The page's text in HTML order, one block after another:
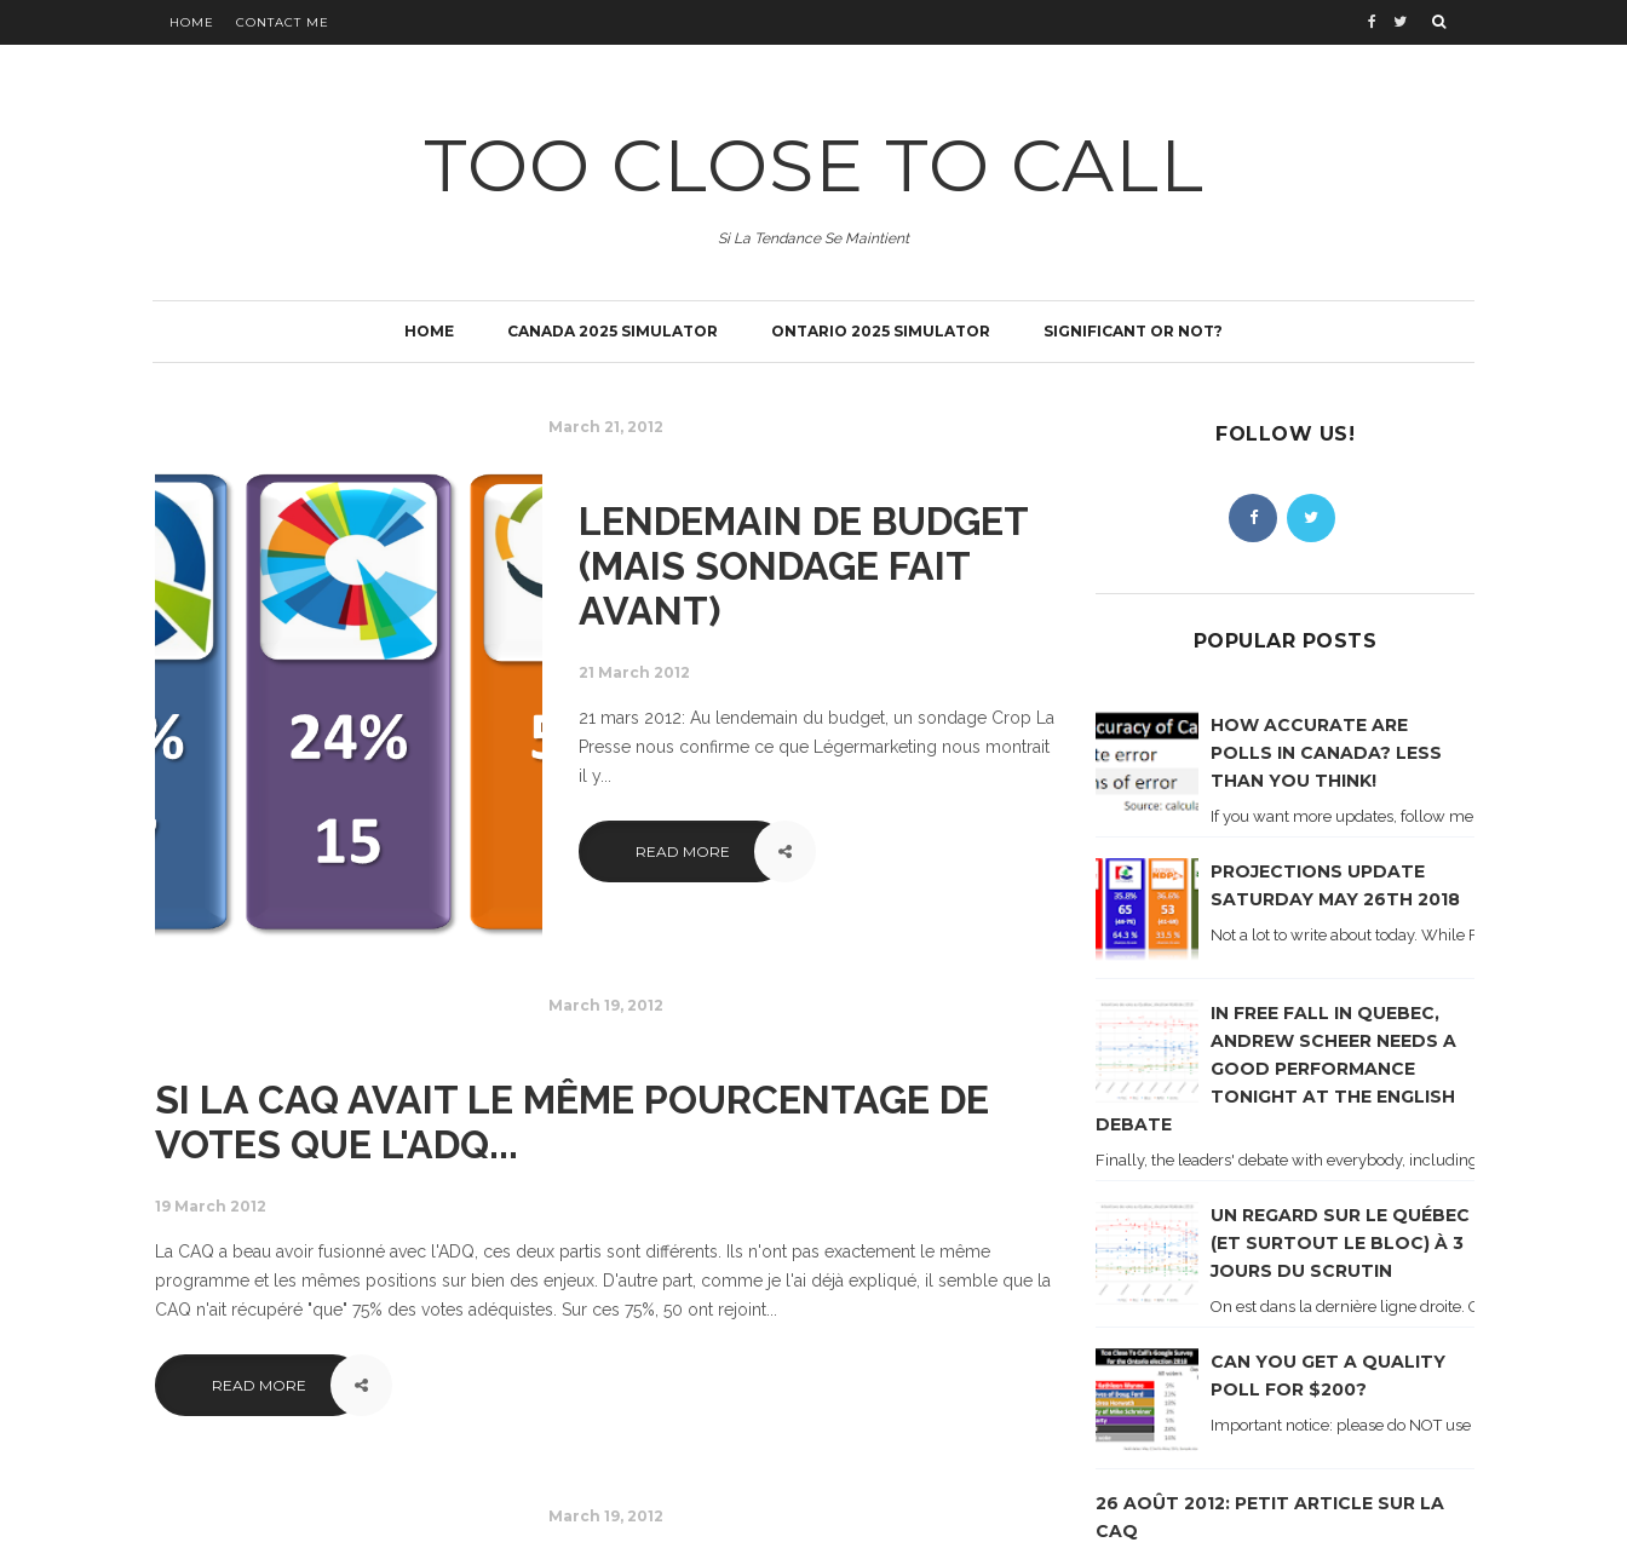
HOME CONTACT ME
TOO CLOSE TO CALL
Si La Tendance Se Maintient
HOME CANADA 2025 SIMULATOR ONTARIO 2025 SIMULATOR SIGNIFICANT OR NOT?
March 21, 2012
LENDEMAIN DE BUDGET
(MAIS SONDAGE FAIT
AVANT)
21 March 2012
21 mars 2012: Au lendemain du budget, un sondage Crop La
Presse nous confirme ce que Légermarketing nous montrait
il y...
READ MORE
March 19, 2012
SI LA CAQ AVAIT LE MÊME POURCENTAGE DE
VOTES QUE L'ADQ...
19 March 2012
La CAQ a beau avoir fusionné avec l'ADQ, ces deux partis sont différents. Ils n'ont pas exactement le même
programme et les mêmes positions sur bien des enjeux. D'autre part, comme je l'ai déjà expliqué, il semble que la
CAQ n'ait récupéré "que" 75% des votes adéquistes. Sur ces 75%, 50 ont rejoint...
READ MORE
March 19, 2012
FOLLOW US!
POPULAR POSTS
HOW ACCURATE ARE
POLLS IN CANADA? LESS
THAN YOU THINK!
If you want more updates, follow me on Twitter . I'll post
PROJECTIONS UPDATE
SATURDAY MAY 26TH 2018
Not a lot to write about today. While Forum did come out
IN FREE FALL IN QUEBEC,
ANDREW SCHEER NEEDS A
GOOD PERFORMANCE
TONIGHT AT THE ENGLISH
DEBATE
Finally, the leaders' debate with everybody, including Justin Trudeau!
UN REGARD SUR LE QUÉBEC
(ET SURTOUT LE BLOC) À 3
JOURS DU SCRUTIN
On est dans la dernière ligne droite. On le sait car les
CAN YOU GET A QUALITY
POLL FOR $200?
Important notice: please do NOT use the numbers of
26 AOÛT 2012: PETIT ARTICLE SUR LA
CAQ